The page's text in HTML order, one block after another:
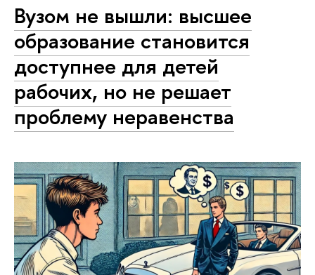
Вузом не вышли: высшее
образование становится
доступнее для детей
рабочих, но не решает
проблему неравенства